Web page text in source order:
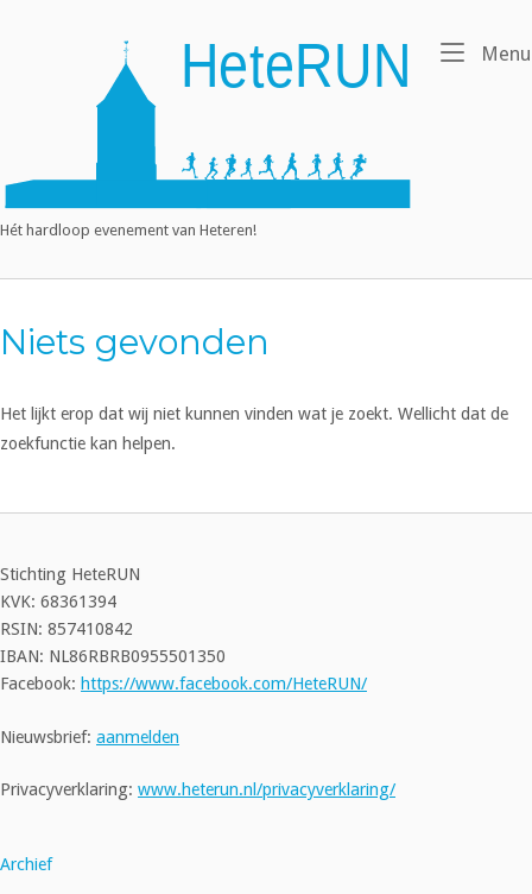
Hét hardloop evenement van Heteren!
Menu
Niets gevonden
Het lijkt erop dat wij niet kunnen vinden wat je zoekt. Wellicht dat de
zoekfunctie kan helpen.
Stichting HeteRUN
KVK: 68361394
RSIN: 857410842
IBAN: NL86RBRB0955501350
Facebook: https://www.facebook.com/HeteRUN/
Nieuwsbrief: aanmelden
Privacyverklaring: www.heterun.nl/privacyverklaring/
Archief